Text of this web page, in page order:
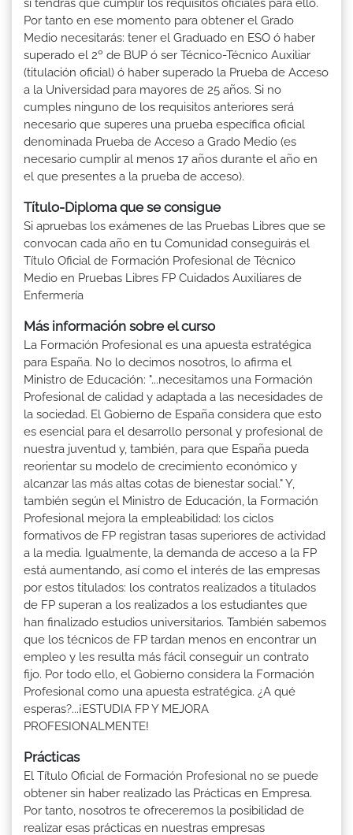
sí tendrás que cumplir los requisitos oficiales para ello.
Por tanto en ese momento para obtener el Grado
Medio necesitarás: tener el Graduado en ESO ó haber
superado el 2º de BUP ó ser Técnico-Técnico Auxiliar
(titulación oficial) ó haber superado la Prueba de Acceso
a la Universidad para mayores de 25 años. Si no
cumples ninguno de los requisitos anteriores será
necesario que superes una prueba específica oficial
denominada Prueba de Acceso a Grado Medio (es
necesario cumplir al menos 17 años durante el año en
el que presentes a la prueba de acceso).
Título-Diploma que se consigue
Si apruebas los exámenes de las Pruebas Libres que se
convocan cada año en tu Comunidad conseguirás el
Título Oficial de Formación Profesional de Técnico
Medio en Pruebas Libres FP Cuidados Auxiliares de
Enfermería
Más información sobre el curso
La Formación Profesional es una apuesta estratégica
para España. No lo decimos nosotros, lo afirma el
Ministro de Educación: "...necesitamos una Formación
Profesional de calidad y adaptada a las necesidades de
la sociedad. El Gobierno de España considera que esto
es esencial para el desarrollo personal y profesional de
nuestra juventud y, también, para que España pueda
reorientar su modelo de crecimiento económico y
alcanzar las más altas cotas de bienestar social." Y,
también según el Ministro de Educación, la Formación
Profesional mejora la empleabilidad: los ciclos
formativos de FP registran tasas superiores de actividad
a la media. Igualmente, la demanda de acceso a la FP
está aumentando, así como el interés de las empresas
por estos titulados: los contratos realizados a titulados
de FP superan a los realizados a los estudiantes que
han finalizado estudios universitarios. También sabemos
que los técnicos de FP tardan menos en encontrar un
empleo y les resulta más fácil conseguir un contrato
fijo. Por todo ello, el Gobierno considera la Formación
Profesional como una apuesta estratégica. ¿A qué
esperas?...¡ESTUDIA FP Y MEJORA
PROFESIONALMENTE!
Prácticas
El Título Oficial de Formación Profesional no se puede
obtener sin haber realizado las Prácticas en Empresa.
Por tanto, nosotros te ofreceremos la posibilidad de
realizar esas prácticas en nuestras empresas